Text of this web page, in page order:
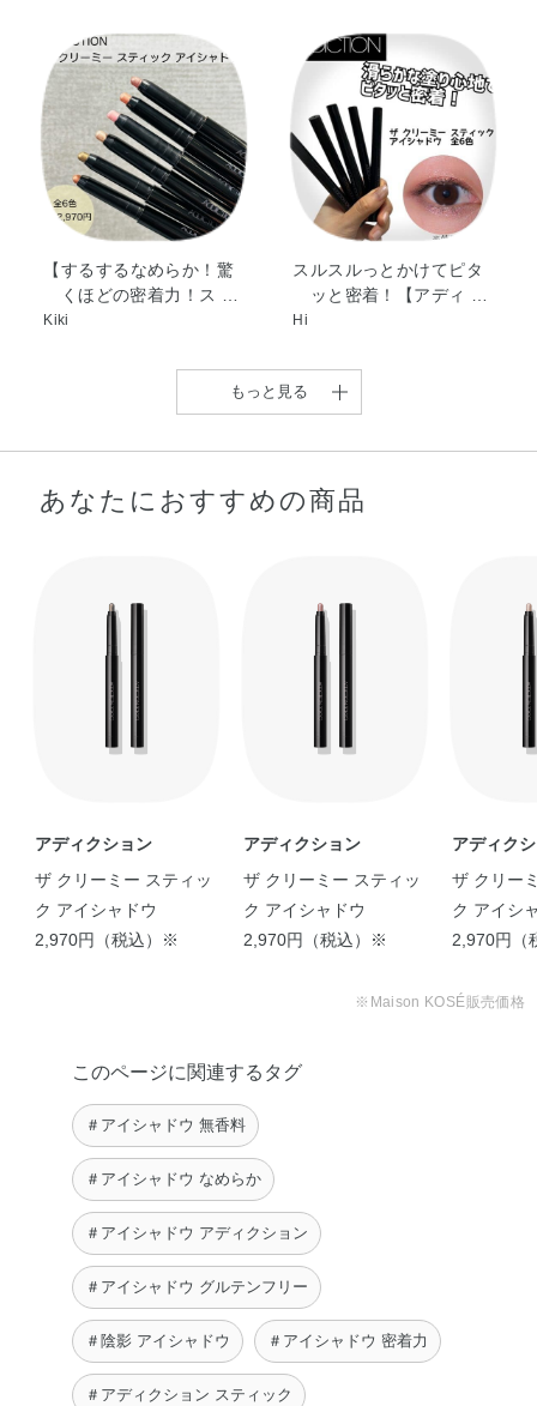
グリセリル・ステアリン酸亜鉛・トリエトキシカプリリル
シラン・ホウケイ酸（Ca／Na）・酸化スズ・マイカ・酸
化チタン・酸化鉄
【するするなめらか！驚
くほどの密着力！ス …
Kiki
スルスルっとかけてピタ
ッと密着！【アディ …
Hi
【2025年上半期ベストコ
スメ受賞】驚く …
いスティックアイシ …
【とにかく簡単！よれな
い！スティックアイ …
【ヨレない！アディクシ
ョン スティックア …
もっと見る
あなたにおすすめの商品
アディクション
ザ クリーミー スティッ
ク アイシャドウ
2,970円（税込）※
アディクション
ザ クリーミー スティッ
ク アイシャドウ
2,970円（税込）※
アディク
ザ クリー
ク アイシ
2,970円（
※Maison KOSÉ販売価格
このページに関連するタグ
＃アイシャドウ 無香料
＃アイシャドウ なめらか
＃アイシャドウ アディクション
＃アイシャドウ グルテンフリー
＃陰影 アイシャドウ ＃アイシャドウ 密着力
＃アディクション スティック